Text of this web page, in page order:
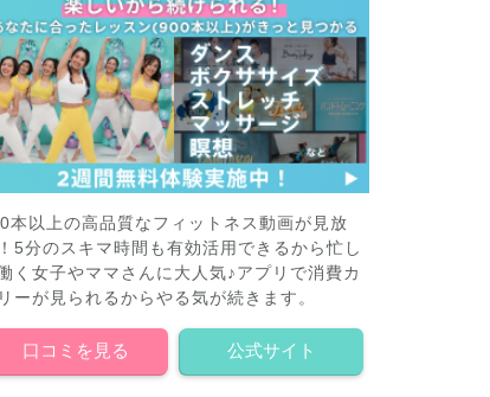
本以上の高品質なフィットネス動画が見放
5分のスキマ時間も有効活用できるから忙し
く女子やママさんに大人気♪アプリで消費カ
ーが見られるからやる気が続きます。
口コミを見る 公式サイト